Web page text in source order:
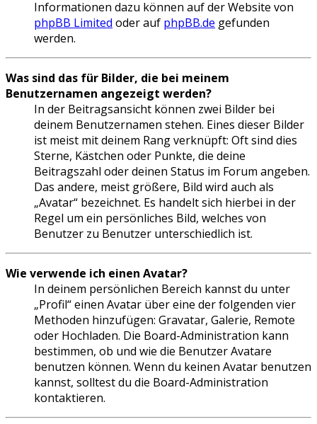
Informationen dazu können auf der Website von
phpBB Limited oder auf phpBB.de gefunden
werden.
Was sind das für Bilder, die bei meinem
Benutzernamen angezeigt werden?
In der Beitragsansicht können zwei Bilder bei
deinem Benutzernamen stehen. Eines dieser Bilder
ist meist mit deinem Rang verknüpft: Oft sind dies
Sterne, Kästchen oder Punkte, die deine
Beitragszahl oder deinen Status im Forum angeben.
Das andere, meist größere, Bild wird auch als
„Avatar“ bezeichnet. Es handelt sich hierbei in der
Regel um ein persönliches Bild, welches von
Benutzer zu Benutzer unterschiedlich ist.
Wie verwende ich einen Avatar?
In deinem persönlichen Bereich kannst du unter
„Profil“ einen Avatar über eine der folgenden vier
Methoden hinzufügen: Gravatar, Galerie, Remote
oder Hochladen. Die Board-Administration kann
bestimmen, ob und wie die Benutzer Avatare
benutzen können. Wenn du keinen Avatar benutzen
kannst, solltest du die Board-Administration
kontaktieren.